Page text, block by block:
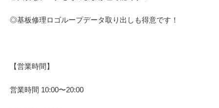
◎基板修理ロゴループデータ取り出しも得意です！
【営業時間】
営業時間 10:00〜20:00